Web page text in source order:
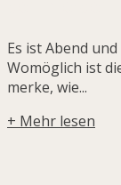
Es ist Abend
Womöglich ist
merke, wie...
+ Mehr lesen